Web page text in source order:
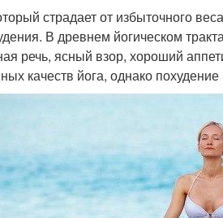
страдает от избыточного
В древнем йогическом
речь, ясный взор, хороший
качеств йога, однако